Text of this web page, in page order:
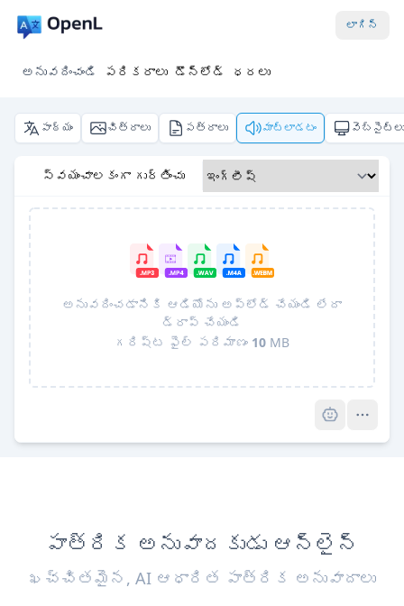
లాగిన్
అనువదించండి పరికరాలు డౌన్‌లోడ్ ధరలు
పాఠ్యం చిత్రాలు పత్రాలు మాట్లాడటం వెబ్‌సైట్లు
స్వయంచాలకంగా గుర్తించు
అనువదించడానికి ఆడియోను అప్‌లోడ్ చేయండి లేదా
డ్రాప్ చేయండి
గరిష్ట ఫైల్ పరిమాణం 10 MB
పాత్రిక అనువాదకుడు ఆన్‌లైన్
ఖచ్చితమైన, AI ఆధారిత పాత్రిక అనువాదాలు